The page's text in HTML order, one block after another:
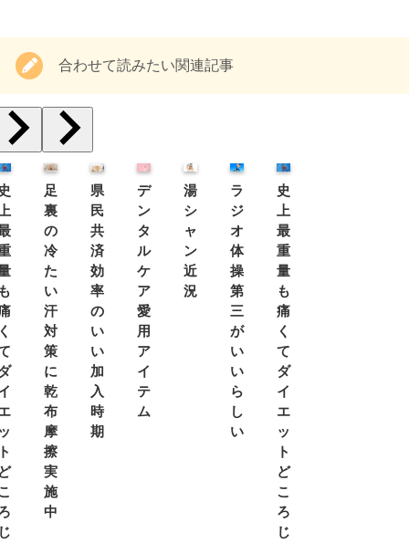
合わせて読みたい関連記事
足
裏
の
冷
た
い
汗
対
策
に
乾
布
摩
擦
実
施
中
県
民
共
済
効
率
の
い
い
加
入
時
期
デ
ン
タ
ル
ケ
ア
愛
用
ア
イ
テ
ム
湯
シ
ャ
ン
近
況
ラ
ジ
オ
体
操
第
三
が
い
い
ら
し
い
史
上
最
重
量
も
痛
く
て
ダ
イ
エ
ッ
ト
ど
こ
ろ
じ